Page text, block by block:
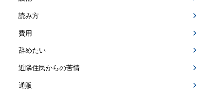
読み方
費用
辞めたい
近隣住民からの苦情
通販